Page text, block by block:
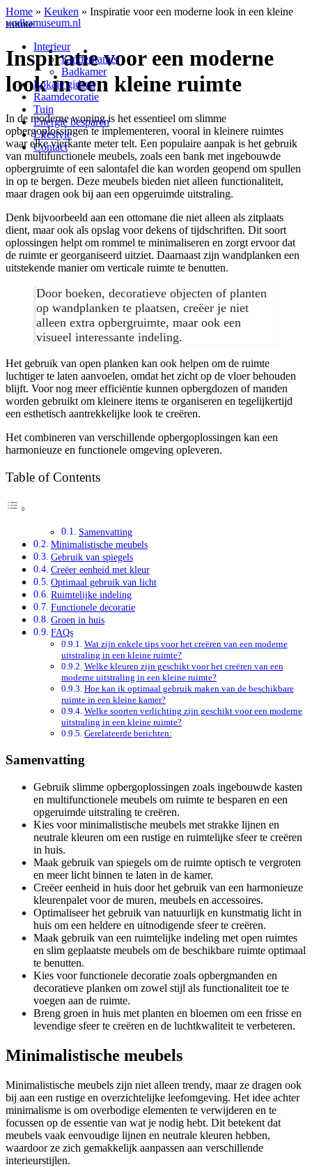
vodkamuseum.nl
Interieur
Kinderkamer
Badkamer
Lokale gidsen
Raamdecoratie
Tuin
Energie besparen
Lifestyle
Contact
Home » Keuken » Inspiratie voor een moderne look in een kleine
ruimte
Inspiratie voor een moderne
look in een kleine ruimte
In de moderne woning is het essentieel om slimme
opbergoplossingen te implementeren, vooral in kleinere ruimtes
waar elke vierkante meter telt. Een populaire aanpak is het gebruik
van multifunctionele meubels, zoals een bank met ingebouwde
opbergruimte of een salontafel die kan worden geopend om spullen
in op te bergen. Deze meubels bieden niet alleen functionaliteit,
maar dragen ook bij aan een opgeruimde uitstraling.
Denk bijvoorbeeld aan een ottomane die niet alleen als zitplaats
dient, maar ook als opslag voor dekens of tijdschriften. Dit soort
oplossingen helpt om rommel te minimaliseren en zorgt ervoor dat
de ruimte er georganiseerd uitziet. Daarnaast zijn wandplanken een
uitstekende manier om verticale ruimte te benutten.
Door boeken, decoratieve objecten of planten
op wandplanken te plaatsen, creëer je niet
alleen extra opbergruimte, maar ook een
visueel interessante indeling.
Het gebruik van open planken kan ook helpen om de ruimte
luchtiger te laten aanvoelen, omdat het zicht op de vloer behouden
blijft. Voor nog meer efficiëntie kunnen opbergdozen of manden
worden gebruikt om kleinere items te organiseren en tegelijkertijd
een esthetisch aantrekkelijke look te creëren.
Het combineren van verschillende opbergoplossingen kan een
harmonieuze en functionele omgeving opleveren.
Table of Contents
Samenvatting
Minimalistische meubels
Gebruik van spiegels
Creëer eenheid met kleur
Optimaal gebruik van licht
Ruimtelijke indeling
Functionele decoratie
Groen in huis
FAQs
Wat zijn enkele tips voor het creëren van een moderne
uitstraling in een kleine ruimte?
Welke kleuren zijn geschikt voor het creëren van een
moderne uitstraling in een kleine ruimte?
Hoe kan ik optimaal gebruik maken van de beschikbare
ruimte in een kleine kamer?
Welke soorten verlichting zijn geschikt voor een moderne
uitstraling in een kleine ruimte?
Gerelateerde berichten:
Samenvatting
Gebruik slimme opbergoplossingen zoals ingebouwde kasten
en multifunctionele meubels om ruimte te besparen en een
opgeruimde uitstraling te creëren.
Kies voor minimalistische meubels met strakke lijnen en
neutrale kleuren om een rustige en ruimtelijke sfeer te creëren
in huis.
Maak gebruik van spiegels om de ruimte optisch te vergroten
en meer licht binnen te laten in de kamer.
Creëer eenheid in huis door het gebruik van een harmonieuze
kleurenpalet voor de muren, meubels en accessoires.
Optimaliseer het gebruik van natuurlijk en kunstmatig licht in
huis om een heldere en uitnodigende sfeer te creëren.
Maak gebruik van een ruimtelijke indeling met open ruimtes
en slim geplaatste meubels om de beschikbare ruimte optimaal
te benutten.
Kies voor functionele decoratie zoals opbergmanden en
decoratieve planken om zowel stijl als functionaliteit toe te
voegen aan de ruimte.
Breng groen in huis met planten en bloemen om een frisse en
levendige sfeer te creëren en de luchtkwaliteit te verbeteren.
Minimalistische meubels
Minimalistische meubels zijn niet alleen trendy, maar ze dragen ook
bij aan een rustige en overzichtelijke leefomgeving. Het idee achter
minimalisme is om overbodige elementen te verwijderen en te
focussen op de essentie van wat je nodig hebt. Dit betekent dat
meubels vaak eenvoudige lijnen en neutrale kleuren hebben,
waardoor ze zich gemakkelijk aanpassen aan verschillende
interieurstijlen.